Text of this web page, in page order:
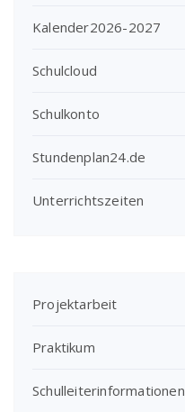
Kalender2026-2027
Schulcloud
Schulkonto
Stundenplan24.de
Unterrichtszeiten
Projektarbeit
Praktikum
Schulleiterinformationen